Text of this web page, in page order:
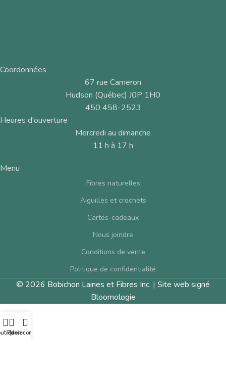
Coordonnées
67 rue Cameron
Hudson (Québec) J0P 1H0
450 458-2523
Heures d'ouverture
Mercredi au dimanche
11 h à 17 h
Menu
Fibres naturelles
Aiguilles et crochets
Cartes-cadeaux
Nous joindre
Conditions de vente
Politique de confidentialité
© 2026 Bobichon Laines et Fibres Inc. | Site web signé
Bloomologie
Panier
Mon compte